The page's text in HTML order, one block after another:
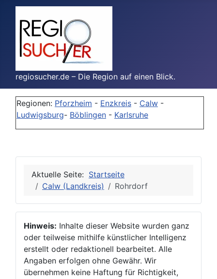
regiosucher.de – Die Region auf einen Blick.
Regionen: Pforzheim - Enzkreis - Calw -
Ludwigsburg- Böblingen - Karlsruhe
Aktuelle Seite: Startseite
Calw (Landkreis)
Rohrdorf
Hinweis: Inhalte dieser Website wurden ganz
oder teilweise mithilfe künstlicher Intelligenz
erstellt oder redaktionell bearbeitet. Alle
Angaben erfolgen ohne Gewähr. Wir
übernehmen keine Haftung für Richtigkeit,